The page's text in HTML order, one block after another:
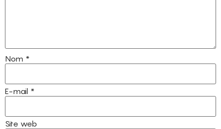
Nom *
E-mail *
Site web